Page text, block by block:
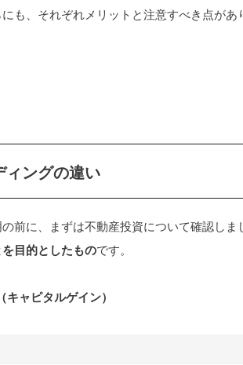
も、それぞれメリットと注意すべき点が
ィングの違い
前に、まずは不動産投資について確認しま
目的としたものです。
ャピタルゲイン）